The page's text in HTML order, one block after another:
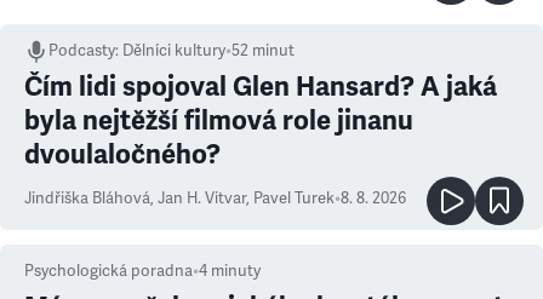
Podcasty: Dělníci kultury•52 minut
Čím lidi spojoval Glen Hansard? A jaká
byla nejtěžší filmová role jinanu
dvoulaločného?
Jindřiška Bláhová, Jan H. Vitvar, Pavel Turek•8. 8. 2026
Psychologická poradna•4 minuty